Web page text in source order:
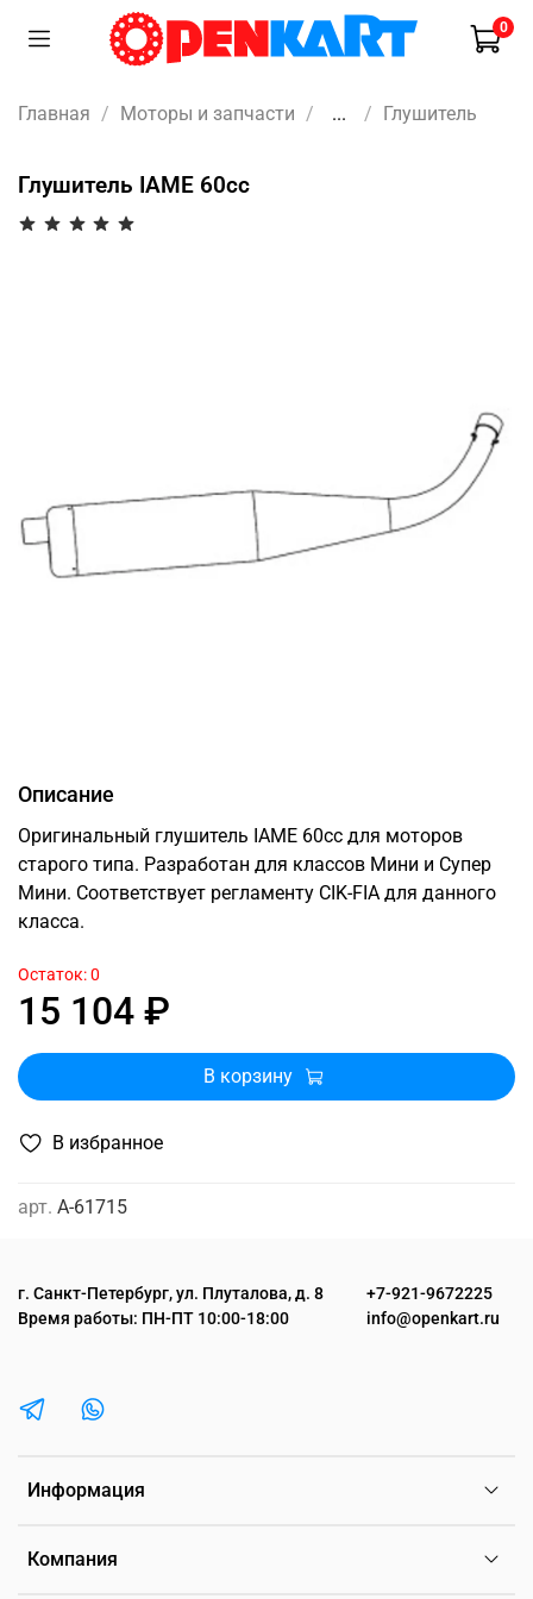
0
Главная Моторы и запчасти ... Глушитель
Глушитель IAME 60cc
В избранное
арт. A-61715
Описание
Оригинальный глушитель IAME 60cc для моторов
старого типа. Разработан для классов Мини и Супер
Мини. Соответствует регламенту CIK-FIA для данного
класса.
15 104 ₽
Остаток: 0
В корзину
Информация
Компания
г. Санкт-Петербург, ул. Плуталова, д. 8
Время работы: ПН-ПТ 10:00-18:00
+7-921-9672225
info@openkart.ru